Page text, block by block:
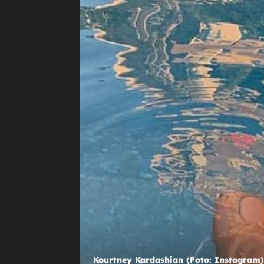
Kourtney Kardashian (Foto: Instagram)
Kourtney
Kourtney Kardashian
Kourtney Kardashian
+
''MOZAK NA PAŠU''
Nina Badrić pobjegla je u pravi
Pohvalila se fotkama s egzotične
destinacije